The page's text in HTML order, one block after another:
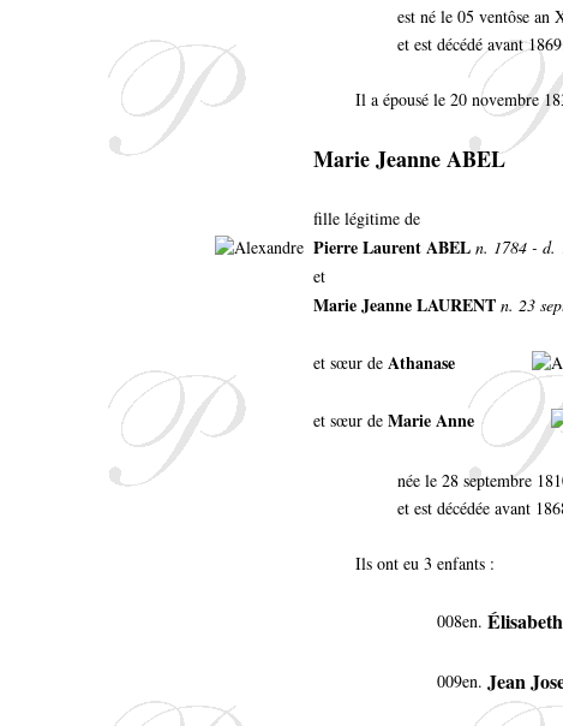
est né le 05 ventôse an
et est décédé avant
Il a épousé le 20 novembre
Marie Jeanne ABEL
fille légitime de
Pierre Laurent ABEL n. 1784 - d.
et
Marie Jeanne LAURENT n. 23
et sœur de Athanase
et sœur de Marie Anne
née le 28 septembre
et est décédée avant
Ils ont eu 3 enfants :
008en. Élisabeth
009en. Jean